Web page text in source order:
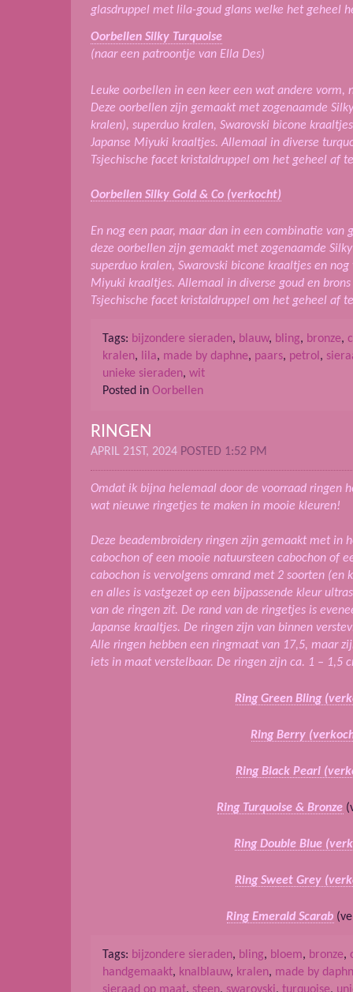
glasdruppel met lila-goud glans welke het geheel
Oorbellen Silky Turquoise
(naar een patroontje van Ella Des)
Leuke oorbellen in een keer een wat andere vorm,
Deze oorbellen zijn gemaakt met zogenaamde
kralen), superduo kralen, Swarovski bicone
Japanse Miyuki kraaltjes. Allemaal in diverse
Tsjechische facet kristaldruppel om het geheel af
Oorbellen Silky Gold & Co (verkocht)
En nog een paar, maar dan in een combinatie van
deze oorbellen zijn gemaakt met zogenaamde
superduo kralen, Swarovski bicone kraaltjes en
Miyuki kraaltjes. Allemaal in diverse goud en
Tsjechische facet kristaldruppel om het geheel af
Tags: bijzondere sieraden, blauw, bling, bronze,
kralen, lila, made by daphne, paars, petrol ,
unieke sieraden, wit
Posted in Oorbellen
RINGEN
APRIL 21ST, 2024 POSTED 1:52 PM
Omdat ik bijna helemaal door de voorraad ringen
wat nieuwe ringetjes te maken in mooie kleuren!
Deze beadembroidery ringen zijn gemaakt met in
cabochon of een mooie natuursteen cabochon of
cabochon is vervolgens omrand met 2 soorten (en
en alles is vastgezet op een bijpassende kleur
van de ringen zit. De rand van de ringetjes is
Japanse kraaltjes. De ringen zijn van binnen
Alle ringen hebben een ringmaat van 17,5, maar
iets in maat verstelbaar. De ringen zijn ca. 1 – 1,5
Ring Green Bling
Ring Berry
Ring Black Pearl
Ring Turquoise & Bronze
Ring Double Blue
Ring Sweet Grey
Ring Emerald Scarab
Tags: bijzondere sieraden, bling, bloem, bronze,
handgemaakt, knalblauw, kralen, made by